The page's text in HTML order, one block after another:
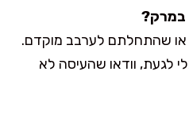
במרק?
או שהתחלתם לערבב מוקדם.
בלי לגעת, וודאו שהעיסה לא